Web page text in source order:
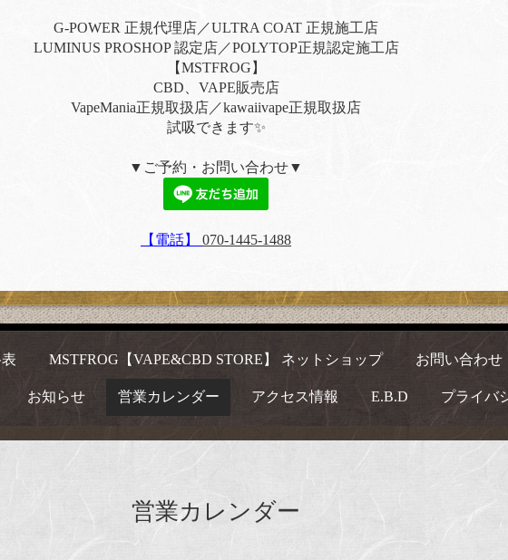
G-POWER 正規代理店／ULTRA COAT 正規施工店
LUMINUS PROSHOP 認定店／POLYTOP正規認定施工店
【MSTFROG】
CBD、VAPE販売店
VapeMania正規取扱店／kawaiivape正規取扱店
試吸できます✨
▼ご予約・お問い合わせ▼
【電話】 070-1445-1488
MSTFROG【VAPE&CBD STORE】 ネットショップ お問い合わせ
お知らせ 営業カレンダー アクセス情報 E.B.D プライバ
営業カレンダー